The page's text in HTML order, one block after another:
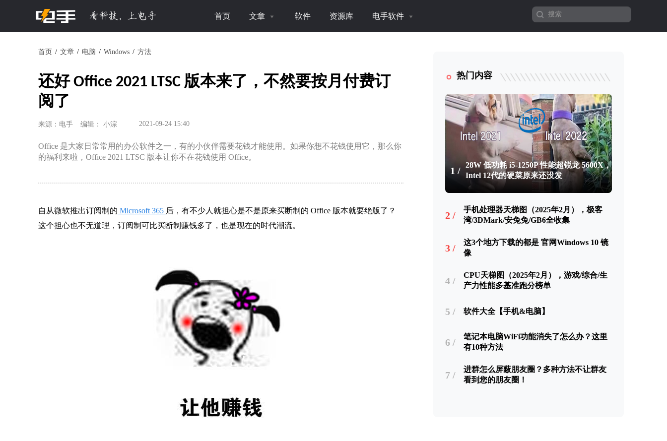
首页 文章 软件 资源库 电手软件
首页 文章 电脑 Windows 方法
还好 Office 2021 LTSC 版本来了，不然要按月付费订
阅了
来源：电手 编辑： 小淙 2021-09-24 15:40
Office 是大家日常常用的办公软件之一，有的小伙伴需要花钱才能使用。如果你想不花钱使用它，那么你
的福利来啦，Office 2021 LTSC 版本让你不在花钱使用 Office。
自从微软推出订阅制的 Microsoft 365 后，有不少人就担心是不是原来买断制的 Office 版本就要绝版了？
这个担心也不无道理，订阅制可比买断制赚钱多了，也是现在的时代潮流。
热门内容
1 /
28W 低功耗 i5-1250P 性能超锐龙 5600X，
Intel 12代的硬菜原来还没发
2 /
手机处理器天梯图（2025年2月），极客
湾/3DMark/安兔兔/GB6全收集
3 /
这3个地方下载的都是 官网Windows 10 镜
像
4 /
CPU天梯图（2025年2月），游戏/综合/生
产力性能多基准跑分榜单
5 / 软件大全【手机&电脑】
6 /
笔记本电脑WiFi功能消失了怎么办？这里
有10种方法
7 /
进群怎么屏蔽朋友圈？多种方法不让群友
看到您的朋友圈！